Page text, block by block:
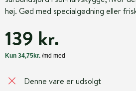
høj. Gød med specialgødning eller
139 kr.
Denne vare er udsolgt